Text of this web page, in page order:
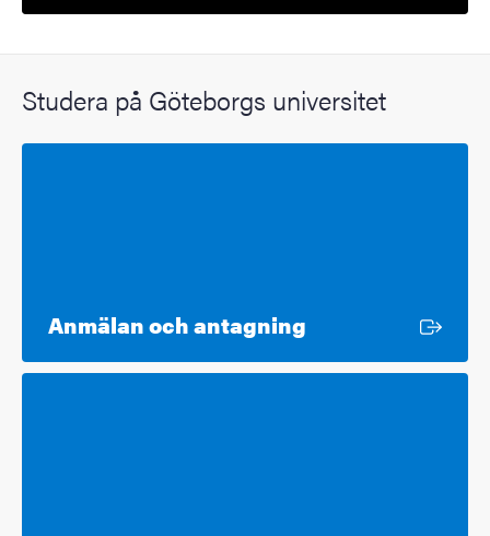
Studera på Göteborgs universitet
Anmälan och antagning Extern länk